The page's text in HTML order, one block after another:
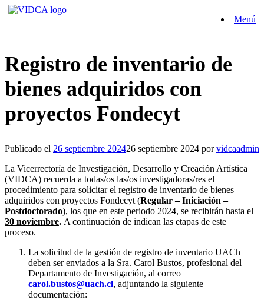
Saltar
Menú
Registro de inventario de
bienes adquiridos con
proyectos Fondecyt
Publicado el 26 septiembre 202426 septiembre 2024 porvidcaadmin
La Vicerrectoría de Investigación, Desarrollo y Creación Artística
(VIDCA) recuerda a todas/os las/os investigadoras/res el
procedimiento para solicitar el registro de inventario de bienes
adquiridos con proyectos Fondecyt (Regular – Iniciación –
Postdoctorado), los que en este periodo 2024, se recibirán hasta el
30 noviembre. A continuación de indican las etapas de este
proceso.
La solicitud de la gestión de registro de inventario UACh
deben ser enviados a la Sra. Carol Bustos, profesional del
Departamento de Investigación, al correo
carol.bustos@uach.cl, adjuntando la siguiente
documentación: